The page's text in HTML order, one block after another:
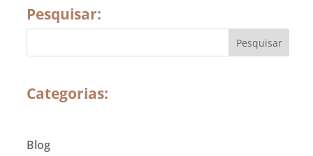
Pesquisar:
Categorias:
Blog